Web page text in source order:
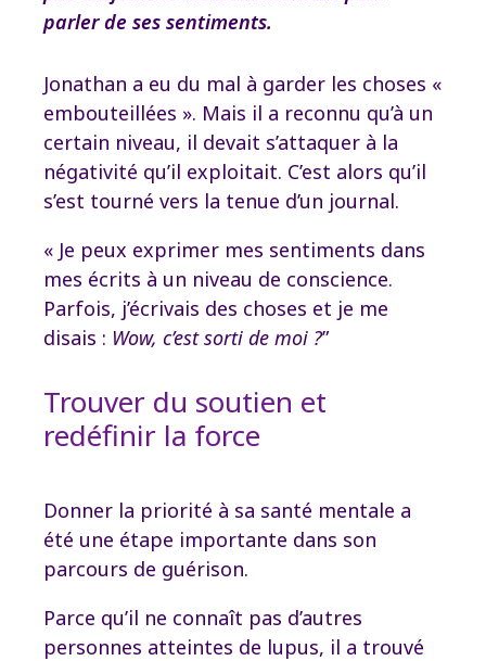
parler de ses sentiments.
Jonathan a eu du mal à garder les choses «
embouteillées ». Mais il a reconnu qu’à un
certain niveau, il devait s’attaquer à la
négativité qu’il exploitait. C’est alors qu’il
s’est tourné vers la tenue d’un journal.
« Je peux exprimer mes sentiments dans
mes écrits à un niveau de conscience.
Parfois, j’écrivais des choses et je me
disais : Wow, c’est sorti de moi ?”
Trouver du soutien et
redéfinir la force
Donner la priorité à sa santé mentale a
été une étape importante dans son
parcours de guérison.
Parce qu’il ne connaît pas d’autres
personnes atteintes de lupus, il a trouvé